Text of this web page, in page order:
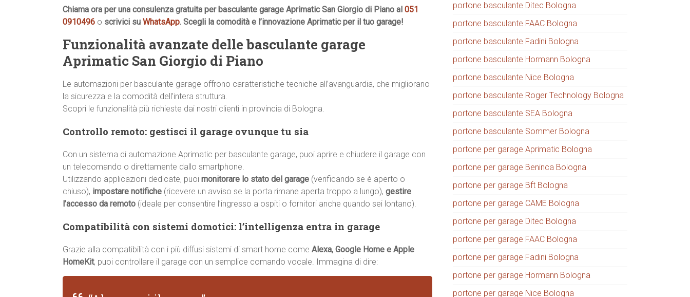
Chiama ora per una consulenza gratuita per basculante garage Aprimatic San Giorgio di Piano al 051
0910496 o scrivici su WhatsApp. Scegli la comodità e l’innovazione Aprimatic per il tuo garage!
Funzionalità avanzate delle basculante garage
Aprimatic San Giorgio di Piano
Le automazioni per basculante garage offrono caratteristiche tecniche all’avanguardia, che migliorano
la sicurezza e la comodità dell’intera struttura.
Scopri le funzionalità più richieste dai nostri clienti in provincia di Bologna.
Controllo remoto: gestisci il garage ovunque tu sia
Con un sistema di automazione Aprimatic per basculante garage, puoi aprire e chiudere il garage con
un telecomando o direttamente dallo smartphone.
Utilizzando applicazioni dedicate, puoi monitorare lo stato del garage (verificando se è aperto o
chiuso), impostare notifiche (ricevere un avviso se la porta rimane aperta troppo a lungo), gestire
l’accesso da remoto (ideale per consentire l’ingresso a ospiti o fornitori anche quando sei lontano).
Compatibilità con sistemi domotici: l’intelligenza entra in garage
Grazie alla compatibilità con i più diffusi sistemi di smart home come Alexa, Google Home e Apple
HomeKit, puoi controllare il garage con un semplice comando vocale. Immagina di dire:
portone basculante Ditec Bologna
portone basculante FAAC Bologna
portone basculante Fadini Bologna
portone basculante Hormann Bologna
portone basculante Nice Bologna
portone basculante Roger Technology Bologna
portone basculante SEA Bologna
portone basculante Sommer Bologna
portone per garage Aprimatic Bologna
portone per garage Beninca Bologna
portone per garage Bft Bologna
portone per garage CAME Bologna
portone per garage Ditec Bologna
portone per garage FAAC Bologna
portone per garage Fadini Bologna
portone per garage Hormann Bologna
portone per garage Nice Bologna